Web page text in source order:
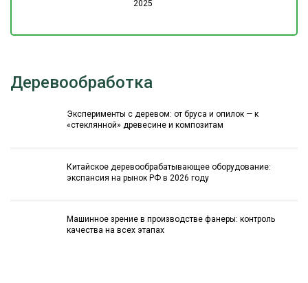
2025
Деревообработка
Эксперименты с деревом: от бруса и опилок — к
«стеклянной» древесине и композитам
Китайское деревообрабатывающее оборудование:
экспансия на рынок РФ в 2026 году
Машинное зрение в производстве фанеры: контроль
качества на всех этапах